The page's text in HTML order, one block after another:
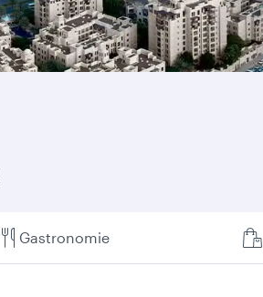
Gastronomie